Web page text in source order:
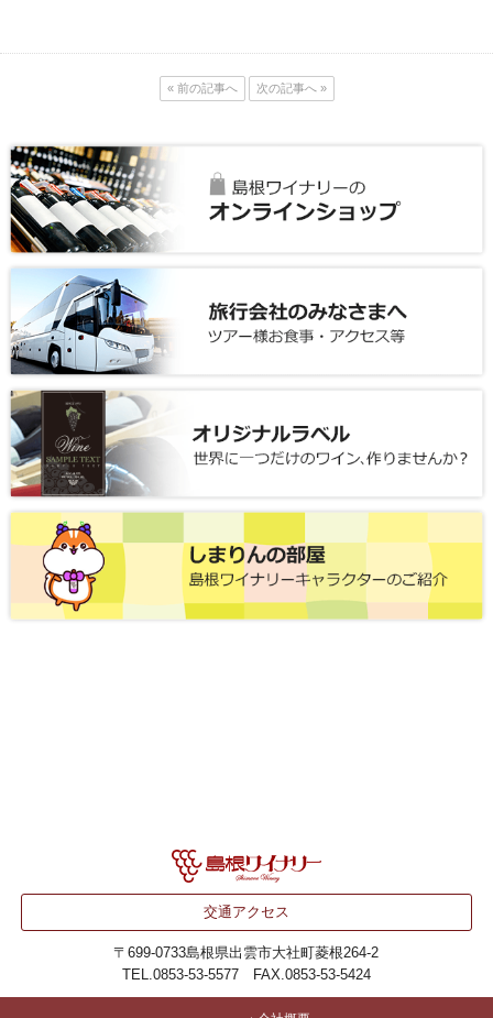
« 前の記事へ 次の記事へ »
交通アクセス
〒699-0733島根県出雲市大社町菱根264-2
TEL.0853-53-5577 FAX.0853-53-5424